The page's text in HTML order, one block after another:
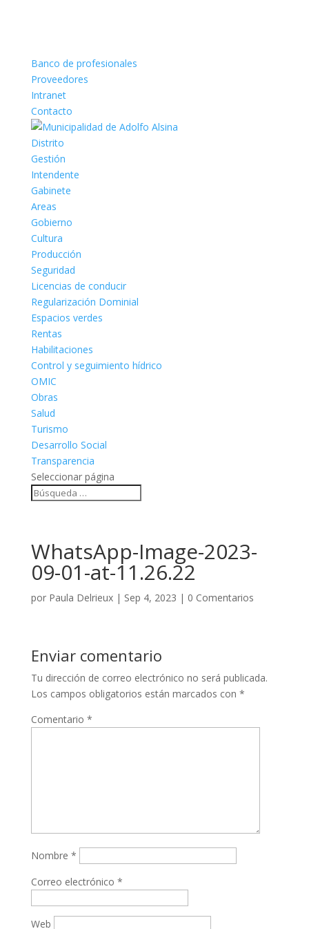
Banco de profesionales
Proveedores
Intranet
Contacto
Distrito
Gestión
Intendente
Gabinete
Areas
Gobierno
Cultura
Producción
Seguridad
Licencias de conducir
Regularización Dominial
Espacios verdes
Rentas
Habilitaciones
Control y seguimiento hídrico
OMIC
Obras
Salud
Turismo
Desarrollo Social
Transparencia
Seleccionar página
WhatsApp-Image-2023-
09-01-at-11.26.22
por Paula Delrieux| Sep 4, 2023 | 0 Comentarios
Enviar comentario
Tu dirección de correo electrónico no será publicada.
Los campos obligatorios están marcados con *
Comentario *
Nombre *
Correo electrónico *
Web